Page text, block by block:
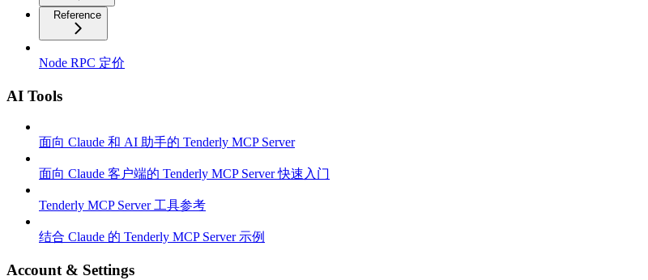
Reference
Node RPC 定价
AI Tools
面向 Claude 和 AI 助手的 Tenderly MCP Server
面向 Claude 客户端的 Tenderly MCP Server 快速入门
Tenderly MCP Server 工具参考
结合 Claude 的 Tenderly MCP Server 示例
Account & Settings